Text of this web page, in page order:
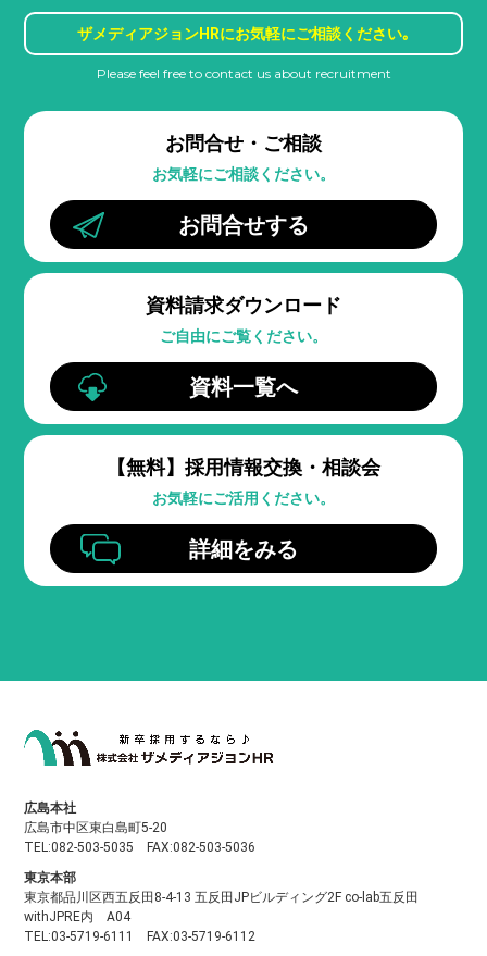
ザメディアジョンHRにお気軽にご相談ください｡
Please feel free to contact us about recruitment
お問合せ・ご相談
お気軽にご相談ください。
お問合せする
資料請求ダウンロード
ご自由にご覧ください。
資料一覧へ
【無料】 採用情報交換・相談会
お気軽にご活用ください。
詳細をみる
広島本社
広島市中区東白島町5-20
TEL:082-503-5035 FAX:082-503-5036
東京本部
東京都品川区西五反田8-4-13 五反田JPビルディング2F co-lab五反田
withJPRE内 A04
TEL:03-5719-6111 FAX:03-5719-6112